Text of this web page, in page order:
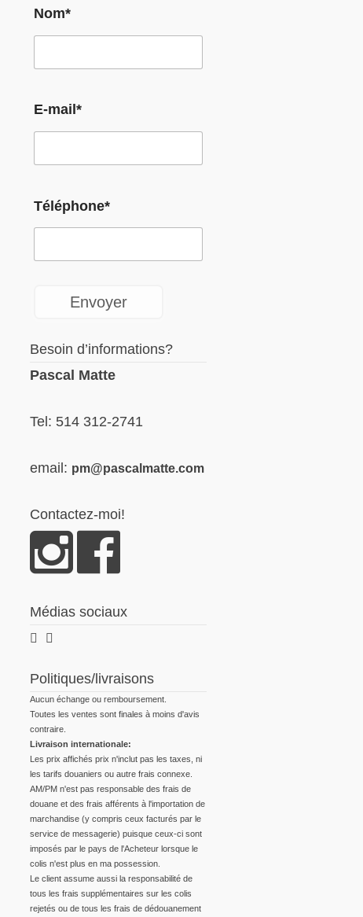
Nom*
E-mail*
Téléphone*
Besoin d’informations?
Pascal Matte
Tel: 514 312-2741
email: pm@pascalmatte.com
Contactez-moi!
Médias sociaux
Politiques/livraisons
Aucun échange ou remboursement.
Toutes les ventes sont finales à moins d'avis
contraire.
Livraison internationale:
Les prix affichés prix n'inclut pas les taxes, ni
les tarifs douaniers ou autre frais connexe.
AM/PM n'est pas responsable des frais de
douane et des frais afférents à l'importation de
marchandise (y compris ceux facturés par le
service de messagerie) puisque ceux-ci sont
imposés par le pays de l'Acheteur lorsque le
colis n'est plus en ma possession.
Le client assume aussi la responsabilité de
tous les frais supplémentaires sur les colis
rejetés ou de tous les frais de dédouanement